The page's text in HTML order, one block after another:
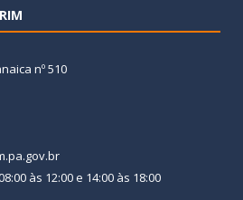
nº 510
às 12:00 e 14:00 às 18:00